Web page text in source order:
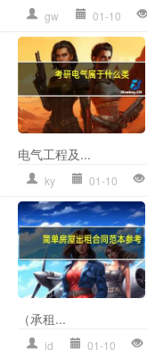
gw 01-10
电气工程及...
ky 01-10
（承租...
jd 01-10